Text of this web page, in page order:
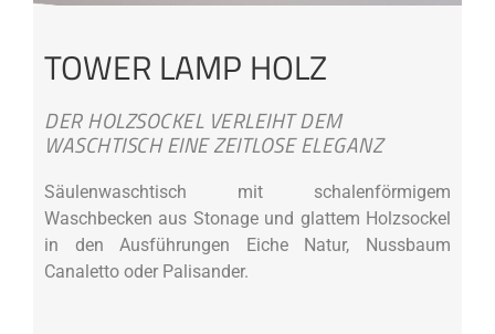
TOWER LAMP HOLZ
DER HOLZSOCKEL VERLEIHT DEM
WASCHTISCH EINE ZEITLOSE ELEGANZ
Säulenwaschtisch mit schalenförmigem
Waschbecken aus Stonage und glattem Holzsockel
in den Ausführungen Eiche Natur, Nussbaum
Canaletto oder Palisander.